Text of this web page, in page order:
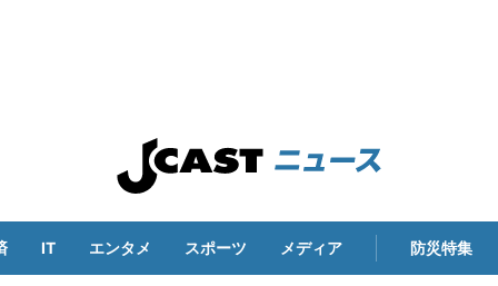
IT エンタメ スポーツ メディア 防災特集